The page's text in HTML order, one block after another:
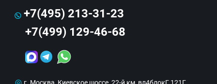
+7(495) 213-31-23
+7(499) 129-46-68